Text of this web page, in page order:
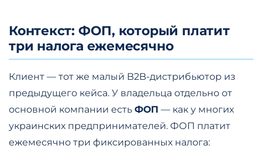
Контекст: ФОП, который платит
три налога ежемесячно
Клиент — тот же малый B2B-дистрибьютор из
предыдущего кейса. У владельца отдельно от
основной компании есть ФОП — как у многих
украинских предпринимателей. ФОП платит
ежемесячно три фиксированных налога: